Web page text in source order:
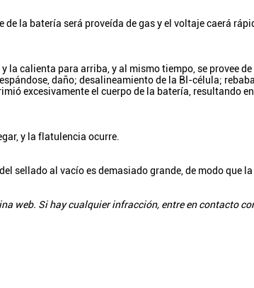
la batería será proveída de gas y el voltaje caerá
calienta para arriba, y al mismo tiempo, se provee de
daño; desalineamiento de la BI-célula;
excesivamente el cuerpo de la batería, resultando
y la flatulencia ocurre.
sellado al vacío es demasiado grande, de modo que
web. Si hay cualquier infracción, entre en contacto